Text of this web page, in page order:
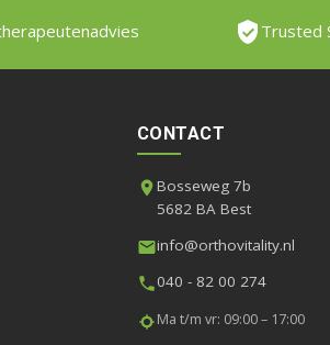
Trusted
CONTACT
Bosseweg 7b
5682 BA Best
info@orthovitality.nl
040 - 82 00 274
Ma t/m vr: 09:00 – 17:00